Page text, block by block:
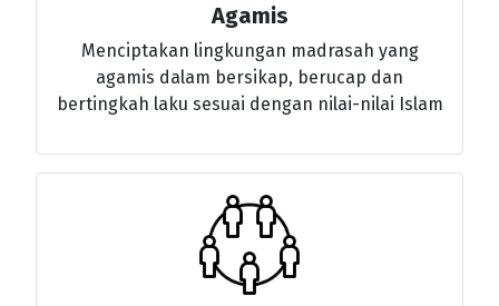
Agamis
Menciptakan lingkungan madrasah yang
agamis dalam bersikap, berucap dan
bertingkah laku sesuai dengan nilai-nilai Islam